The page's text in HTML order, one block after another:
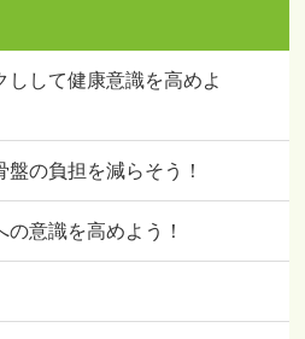
しして健康意識を高めよ
の負担を減らそう！
意識を高めよう！